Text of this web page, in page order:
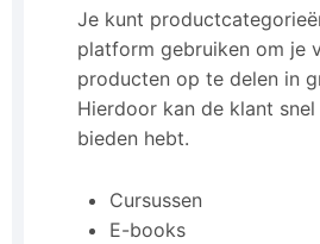
Je kunt
platform gebruiken om je
producten op te delen in
Hierdoor kan de klant
bieden hebt.
Cursussen
E-books